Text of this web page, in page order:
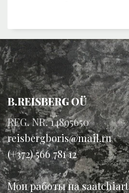
B.REISBERG OÜ
REG. NR. 14895650
reisbergboris@mail.ru
(+372) 566 781 12
Мои работы на saatchiart